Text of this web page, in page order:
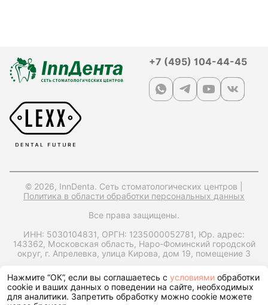
+7 (495) 104-44-45
© 2026, InnDenta. Сеть стоматологических центров |
Политика в области обработки персональных данных
Все права защищены.
ИНН: 5030104831, ОРГН: 1235000052781, Юр. адрес:
143362, Московская область, Наро-Фоминский городской
округ, г. Апрелевка, улица Кирова, дом 19, помещение 3
Запрос справки на налоговый вычет
Нажмите “ОК”, если вы соглашаетесь с условиями обработки
cookie и ваших данных о поведении на сайте, необходимых
для аналитики. Запретить обработку можно cookie можете